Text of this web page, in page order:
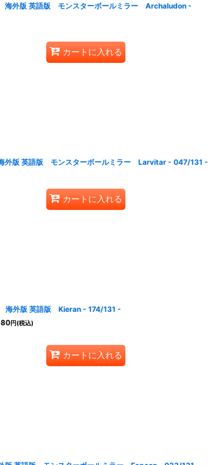
海外版 英語版 モンスターボールミラー Archaludon -
カートに入れる
外版 英語版 モンスターボールミラー Larvitar - 047/131 -
カートに入れる
外版 英語版 Kieran - 174/131 -
円(税込)
カートに入れる